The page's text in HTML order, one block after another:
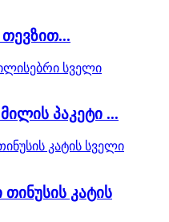
თევზით...
პაკეტი ...
კატის